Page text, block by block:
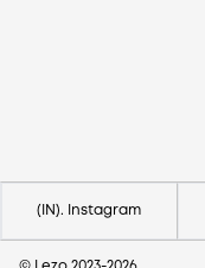
(IN). Instagram